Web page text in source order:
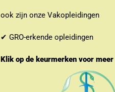
ook zijn onze Vakopleidingen
✔ GRO-erkende opleidingen
Klik op de keurmerken voor meer